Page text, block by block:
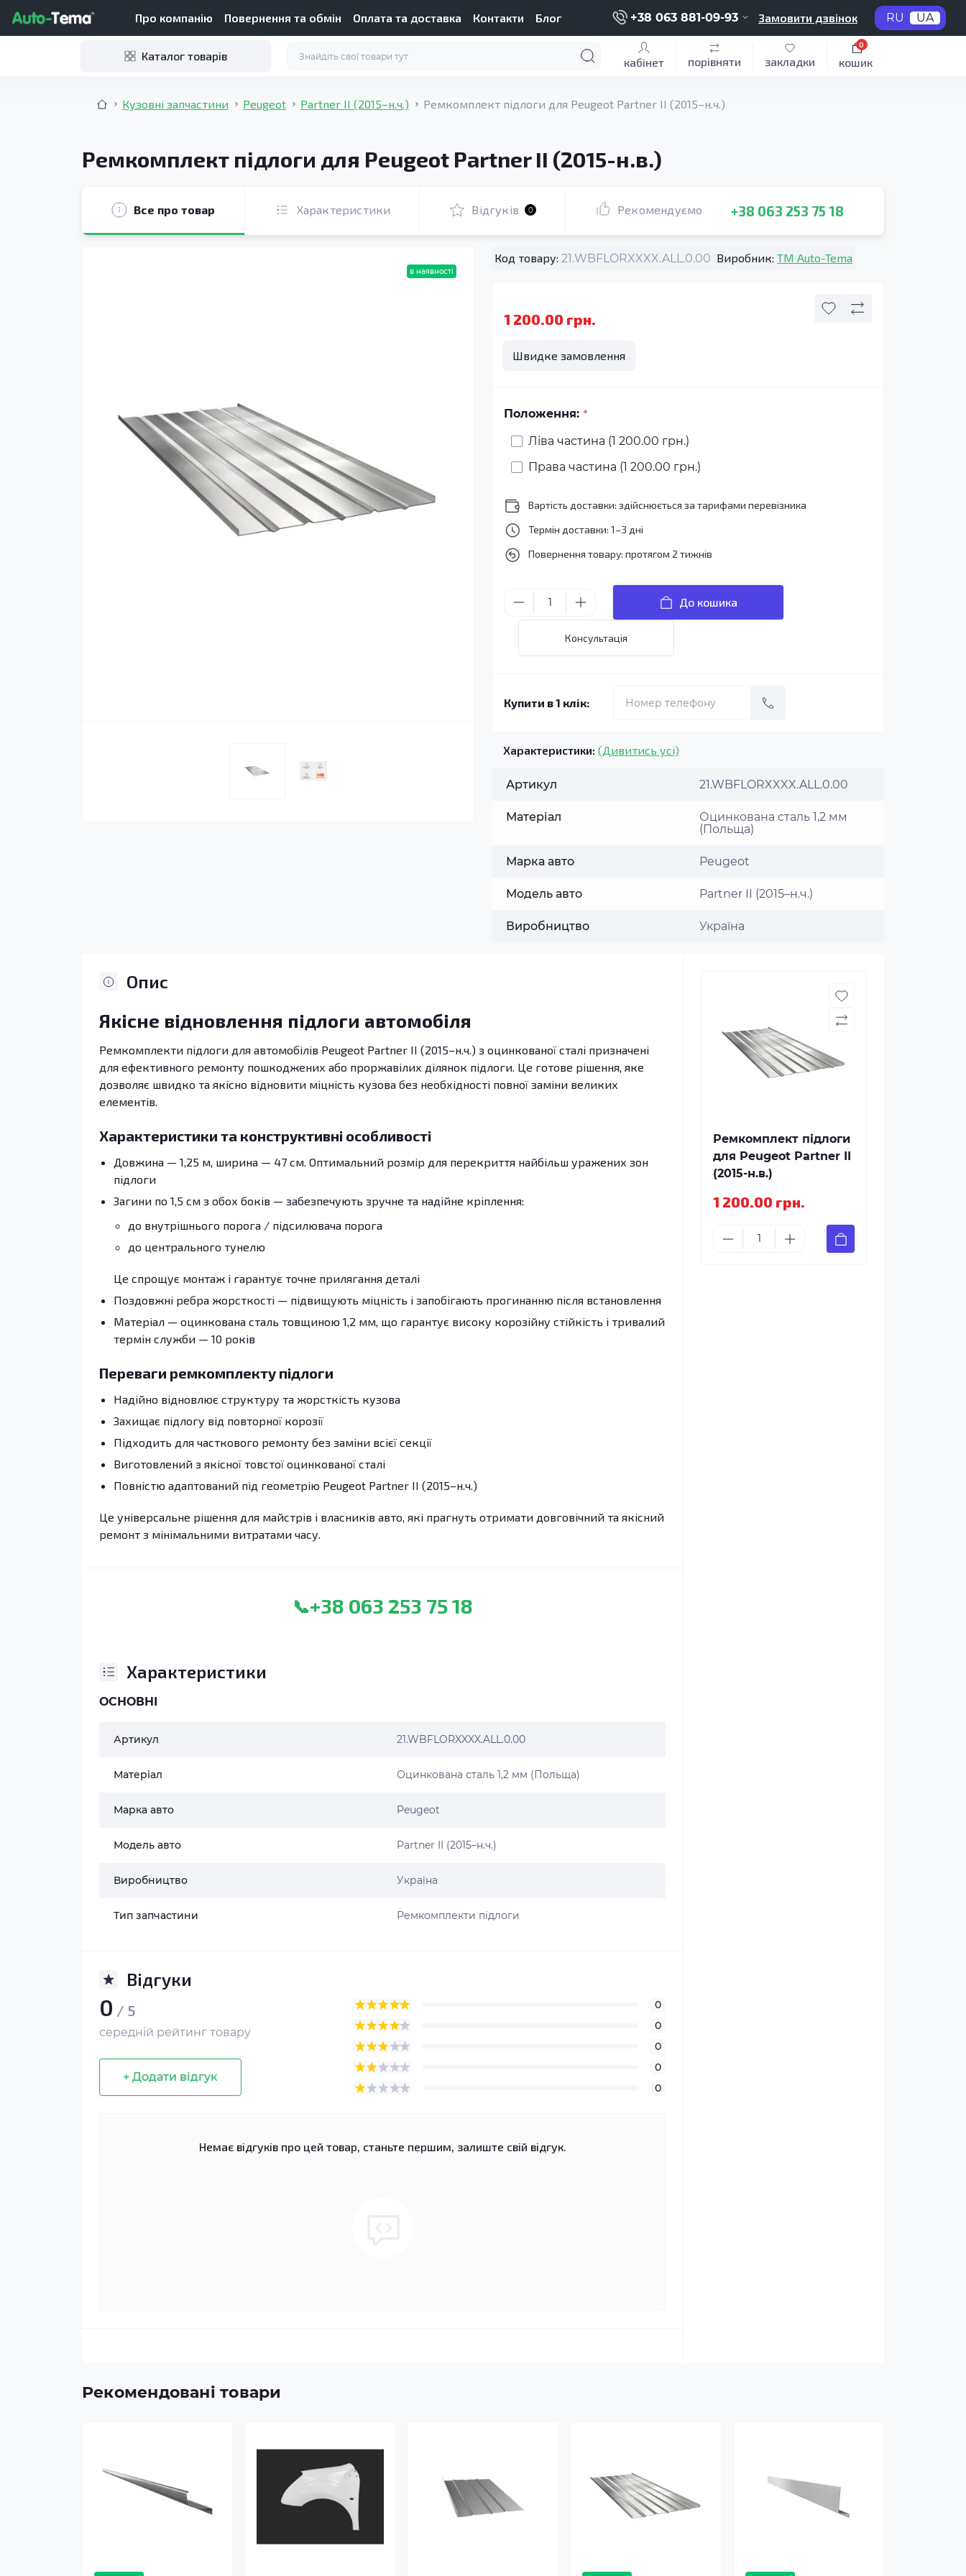
Про компанію Повернення та обмін Оплата та доставка Контакти Блог +38 063 881-09-93 Замовити дзвінок RU UA
Каталог товарів кабінет порівняти закладки кошик
0
Кузовні запчастини Peugeot Partner II (2015–н.ч.) Ремкомплект підлоги для Peugeot Partner II (2015–н.ч.)
Ремкомплект підлоги для Peugeot Partner II (2015-н.в.)
Все про товар Характеристики Відгуків 0 Рекомендуємо +38 063 253 75 18
в наявності
Код товару: 21.WBFLORXXXX.ALL.0.00 Виробник: TM Auto-Tema
1 200.00 грн.
Швидке замовлення
Положення: *
Ліва частина (1 200.00 грн.)
Права частина (1 200.00 грн.)
Вартість доставки: здійснюється за тарифами перевізника
Термін доставки: 1–3 дні
Повернення товару: протягом 2 тижнів
До кошика
Консультація
Купити в 1 клік:
Характеристики: (Дивитись усі)
Артикул 21.WBFLORXXXX.ALL.0.00
Матеріал
Оцинкована сталь 1,2 мм
(Польща)
Марка авто Peugeot
Модель авто Partner II (2015–н.ч.)
Виробництво Україна
Опис
Якісне відновлення підлоги автомобіля
Ремкомплекти підлоги для автомобілів Peugeot Partner II (2015–н.ч.) з оцинкованої сталі призначені
для ефективного ремонту пошкоджених або проржавілих ділянок підлоги. Це готове рішення, яке
дозволяє швидко та якісно відновити міцність кузова без необхідності повної заміни великих
елементів.
Характеристики та конструктивні особливості
Довжина — 1,25 м, ширина — 47 см. Оптимальний розмір для перекриття найбільш уражених зон
підлоги
Загини по 1,5 см з обох боків — забезпечують зручне та надійне кріплення:
до внутрішнього порога / підсилювача порога
до центрального тунелю
Це спрощує монтаж і гарантує точне прилягання деталі
Поздовжні ребра жорсткості — підвищують міцність і запобігають прогинанню після встановлення
Матеріал — оцинкована сталь товщиною 1,2 мм, що гарантує високу корозійну стійкість і тривалий
термін служби — 10 років
Переваги ремкомплекту підлоги
Надійно відновлює структуру та жорсткість кузова
Захищає підлогу від повторної корозії
Підходить для часткового ремонту без заміни всієї секції
Виготовлений з якісної товстої оцинкованої сталі
Повністю адаптований під геометрію Peugeot Partner II (2015–н.ч.)
Це універсальне рішення для майстрів і власників авто, які прагнуть отримати довговічний та якісний
ремонт з мінімальними витратами часу.
📞+38 063 253 75 18
Характеристики
ОСНОВНІ
Артикул 21.WBFLORXXXX.ALL.0.00
Матеріал Оцинкована сталь 1,2 мм (Польща)
Марка авто Peugeot
Модель авто Partner II (2015–н.ч.)
Виробництво Україна
Тип запчастини Ремкомплекти підлоги
Відгуки
0 / 5
середній рейтинг товару
+ Додати відгук
0
0
0
0
0
Немає відгуків про цей товар, станьте першим, залиште свій відгук.
Ремкомплект підлоги
для Peugeot Partner II
(2015-н.в.)
1 200.00 грн.
Рекомендовані товари